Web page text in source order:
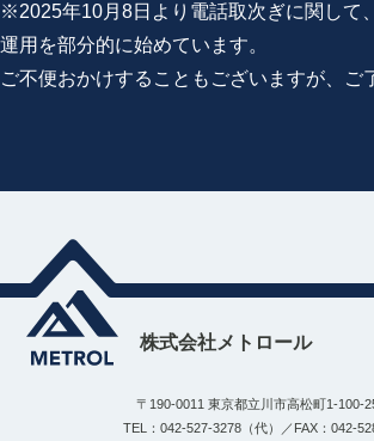
※2025年10月8日より電話取次ぎに関して
運用を部分的に始めています。
ご不便おかけすることもございますが、ご
株式会社メトロール
〒190-0011 東京都立川市高松町1-100-
TEL：042-527-3278（代）／FAX：042-